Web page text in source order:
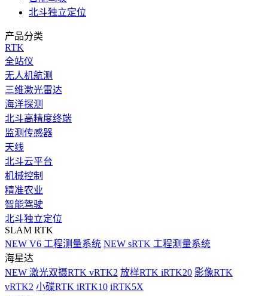
北斗独立定位
产品分类
RTK
全站仪
无人机航测
三维激光雷达
海洋探测
北斗高精度终端
监测传感器
天线
北斗云平台
机械控制
精准农业
智能驾驶
北斗独立定位
SLAM RTK
NEW V6 工程测量系统 NEW sRTK 工程测量系统
海星达
NEW 激光双摄RTK vRTK2 放样RTK iRTK20 影像RTK
vRTK2 小碟RTK iRTK10 iRTK5X